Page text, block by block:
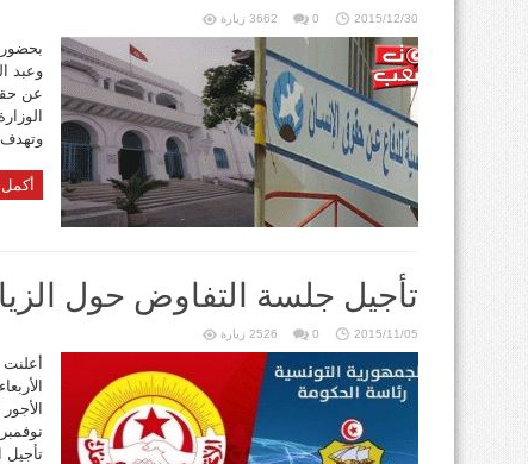
2015/12/30
0 3662 زيارة
بحضور
وعبد
تأجيل جلسة التفاوض حول
2015/11/05
0 2526 زيارة